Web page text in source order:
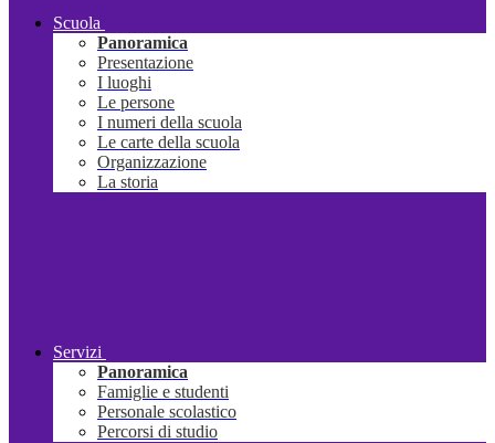
Scuola
Panoramica
Presentazione
I luoghi
Le persone
I numeri della scuola
Le carte della scuola
Organizzazione
La storia
Servizi
Panoramica
Famiglie e studenti
Personale scolastico
Percorsi di studio